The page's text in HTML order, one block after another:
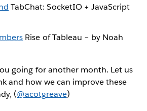
TabChat: SocketIO + JavaScript
Rise of Tableau – by Noah
going for another month. Let us
and how we can improve these
(@acotgreave)